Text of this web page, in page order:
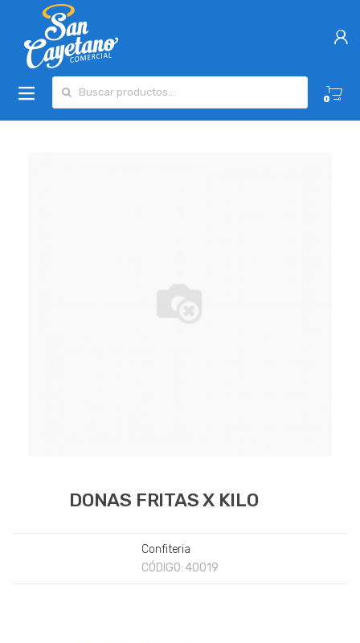
0
DONAS FRITAS X KILO
Confiteria
CÓDIGO: 40019